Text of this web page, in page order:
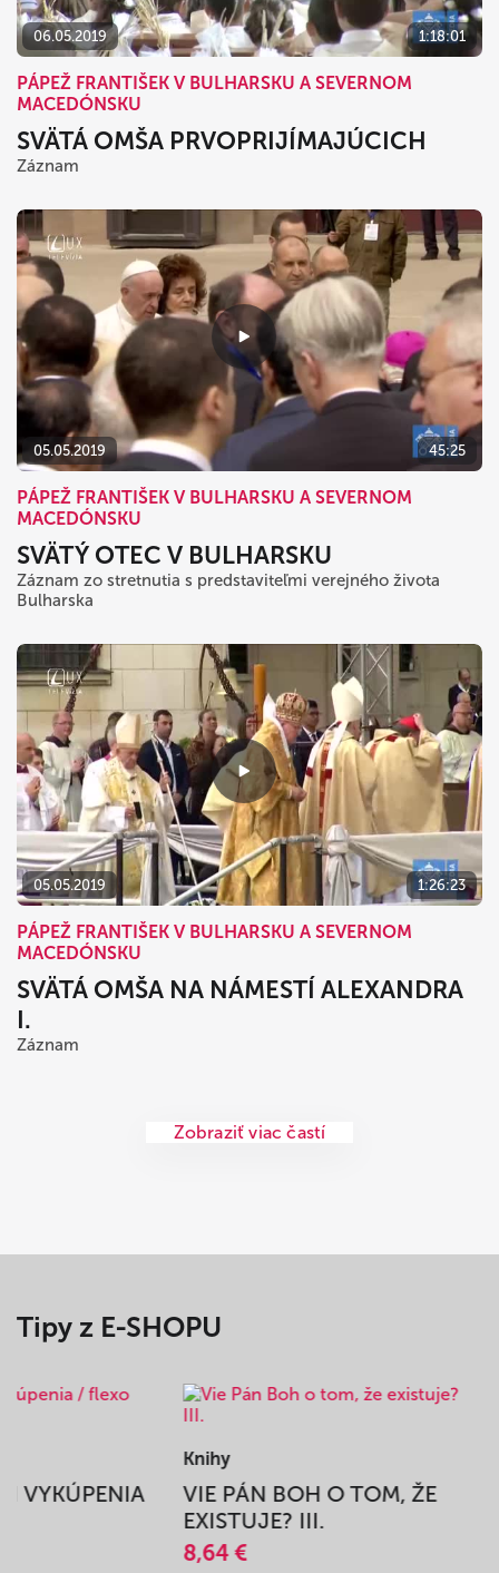
06.05.2019 1:18:01
PÁPEŽ FRANTIŠEK V BULHARSKU A SEVERNOM
MACEDÓNSKU
SVÄTÁ OMŠA PRVOPRIJÍMAJÚCICH
Záznam
05.05.2019 45:25
PÁPEŽ FRANTIŠEK V BULHARSKU A SEVERNOM
MACEDÓNSKU
SVÄTÝ OTEC V BULHARSKU
Záznam zo stretnutia s predstaviteľmi verejného života
Bulharska
05.05.2019 1:26:23
PÁPEŽ FRANTIŠEK V BULHARSKU A SEVERNOM
MACEDÓNSKU
SVÄTÁ OMŠA NA NÁMESTÍ ALEXANDRA
I.
Záznam
Zobraziť viac častí
Tipy z E-SHOPU
VYKÚPENIA
Knihy
VIE PÁN BOH O TOM, ŽE
EXISTUJE? III.
8,64 €